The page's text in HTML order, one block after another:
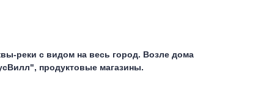
реки с видом на весь город. Возле дома
продуктовые магазины.